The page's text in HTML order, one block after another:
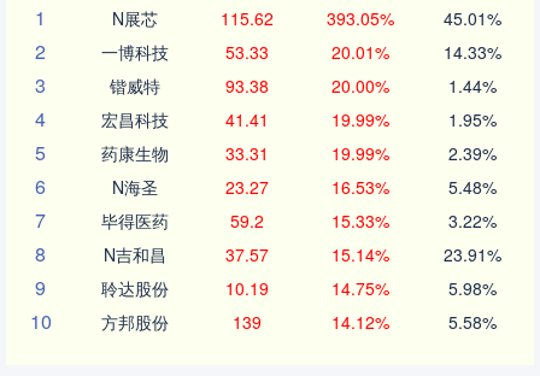
1
N展芯 115.62 393.05% 45.01%
2 一博科技 53.33 20.01% 14.33%
3 锴威特 93.38 20.00% 1.44%
4 宏昌科技 41.41 19.99% 1.95%
5 药康生物 33.31 19.99% 2.39%
6 N海圣 23.27 16.53% 5.48%
7 毕得医药 59.2 15.33% 3.22%
8 N吉和昌 37.57 15.14% 23.91%
9 聆达股份 10.19 14.75% 5.98%
10 方邦股份 139 14.12% 5.58%